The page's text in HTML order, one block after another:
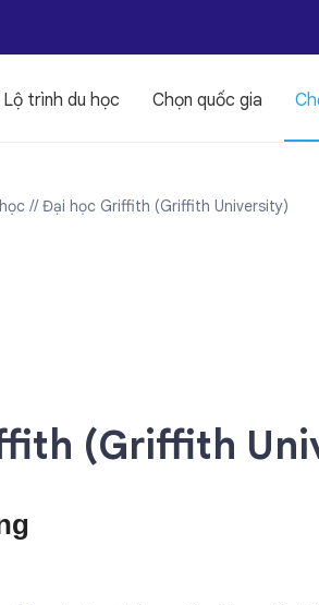
Lộ trình du học Chọn quốc gia
// Đại học Griffith (Griffith University)
(Griffith